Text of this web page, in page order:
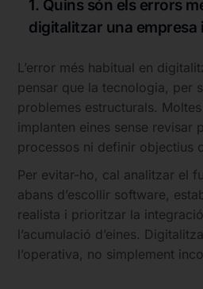
1. Quins són els errors
digitalitzar una empresa
L’error més habitual en
pensar que la tecnologia, per
problemes estructurals.
implanten eines sense revisar
processos ni definir objectius
Per evitar-ho, cal analitzar el
abans d’escollir software,
realista i prioritzar la
l’acumulació d’eines.
l’operativa, no simplement